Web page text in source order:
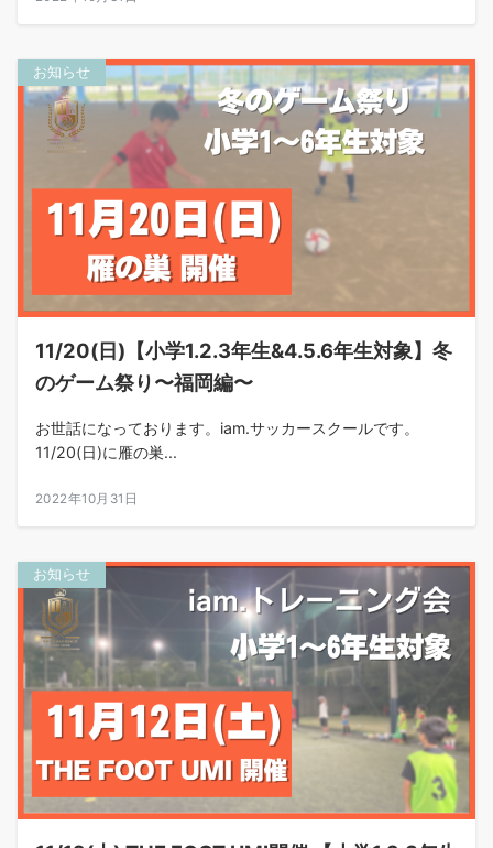
お知らせ
11/20(日)【小学1.2.3年生&4.5.6年生対象】冬
のゲーム祭り〜福岡編〜
お世話になっております。iam.サッカースクールです。
11/20(日)に雁の巣...
2022年10月31日
お知らせ